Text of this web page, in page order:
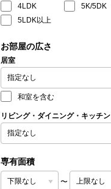
4LDK
5K/5DK
5LDK以上
お部屋の広さ
居室
和室を含む
リビング・ダイニング・キッチン
専有面積
〜